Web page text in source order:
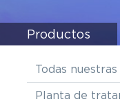
Productos